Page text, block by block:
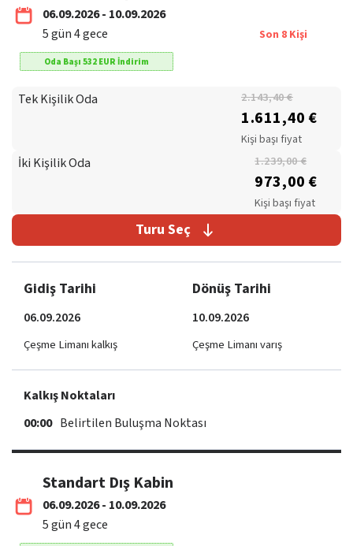
06.09.2026 - 10.09.2026
5gün4gece Son 8 Kişi
Oda Başı 532 EUR İndirim
Tek Kişilik Oda 2.143,40 €
1.611,40 €
Kişi başı fiyat
İki Kişilik Oda 1.239,00 €
973,00 €
Kişi başı fiyat
Turu Seç
Gidiş Tarihi
06.09.2026
Çeşme Limanı kalkış
Dönüş Tarihi
10.09.2026
Çeşme Limanı varış
Kalkış Noktaları
00:00 Belirtilen Buluşma Noktası
Standart Dış Kabin
06.09.2026 - 10.09.2026
5gün4gece